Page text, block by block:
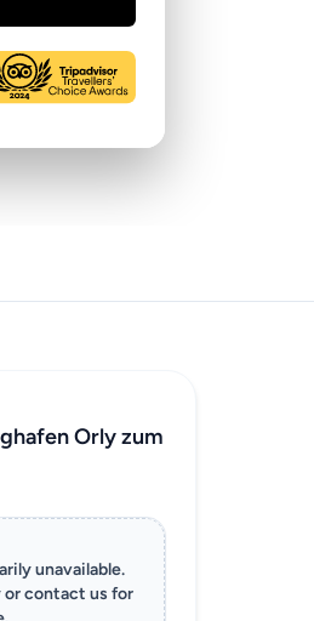
Orly zum
unavailable.
or contact us for